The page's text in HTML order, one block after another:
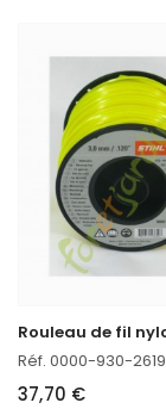
Réf. 0000-930-2619
37,70 €